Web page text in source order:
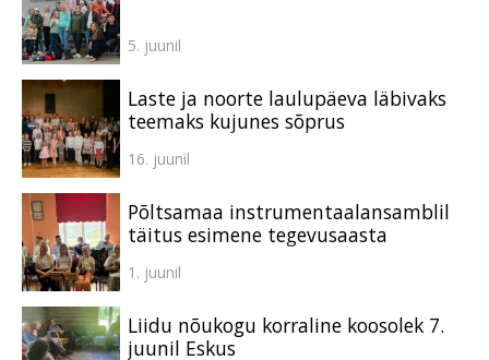
5. juunil
Laste ja noorte laulupäeva läbivaks
teemaks kujunes sõprus
16. juunil
Põltsamaa instrumentaalansamblil
täitus esimene tegevusaasta
1. juunil
Liidu nõukogu korraline koosolek 7.
juunil Eskus